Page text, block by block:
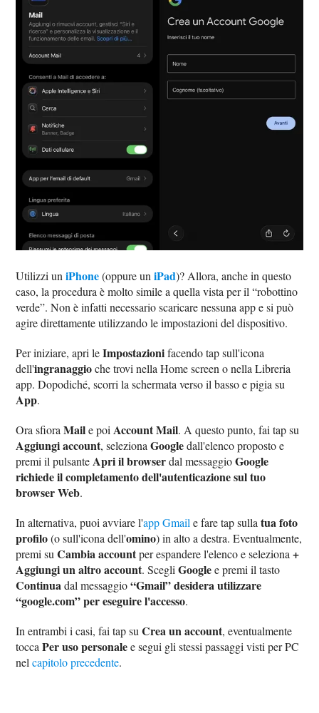
Utilizzi uniPhone(oppure uniPad)? Allora, anche in questo
caso, la procedura è molto simile a quella vista per il “robottino
verde”. Non è infatti necessario scaricare nessuna app e si può
agire direttamente utilizzando le impostazioni del dispositivo.
Per iniziare, apri leImpostazionifacendo tap sull'icona
dell'ingranaggioche trovi nella Home screen o nella Libreria
app. Dopodiché, scorri la schermata verso il basso e pigia su
App.
Ora sfioraMaile poi Account Mail. A questo punto, fai tap su
Aggiungi account, selezionaGoogledall'elenco proposto e
premi il pulsante Apri il browserdal messaggioGoogle
richiede il completamento dell'autenticazione sul tuo
browser Web.
In alternativa, puoi avviare l'app Gmail e fare tap sullatua foto
profilo(o sull'icona dell'omino) in alto a destra. Eventualmente,
premi suCambia accountper espandere l'elenco e seleziona+
Aggiungi un altro account. ScegliGooglee premi il tasto
Continuadal messaggio“Gmail” desidera utilizzare
“google.com” per eseguire l'accesso.
In entrambi i casi, fai tap suCrea un account, eventualmente
toccaPer uso personalee segui gli stessi passaggi visti per PC
nelcapitolo precedente.